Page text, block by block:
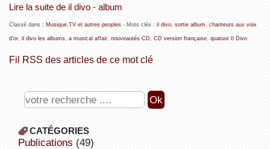
Lire la suite de il divo - album
Classé dans : Musique,TV et autres peoples- Mots clés : il divo, sortie album chanteurs aux voix
d'or, il divo les albums, a musical affair, nouveautés CD, CD version française, quatuor Il Divo
Fil RSS des articles de ce mot clé
CATÉGORIES
publications (49)